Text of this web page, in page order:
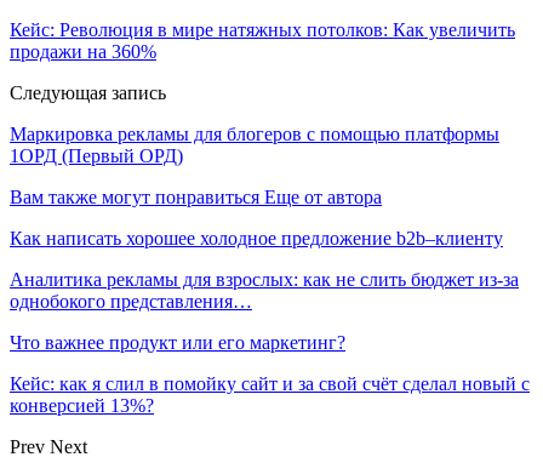
Кейс: Революция в мире натяжных потолков: Как увеличить
продажи на 360%
Следующая запись
Маркировка рекламы для блогеров с помощью платформы
1ОРД (Первый ОРД)
Вам также могут понравиться Еще от автора
Как написать хорошее холодное предложение b2b–клиенту
Аналитика рекламы для взрослых: как не слить бюджет из-за
однобокого представления…
Что важнее продукт или его маркетинг?
Кейс: как я слил в помойку сайт и за свой счёт сделал новый с
конверсией 13%?
Prev Next